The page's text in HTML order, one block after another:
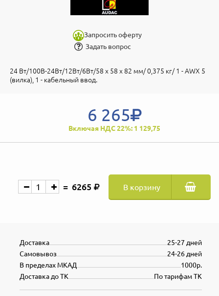
Запросить оферту
Задать вопрос
24 Вт/100В-24Вт/12Вт/6Вт/58 x 58 x 82 мм/ 0,375 кг/ 1 - AWX 5
(вилка), 1 - кабельный ввод.
6 265
Включая НДС 22%: 1 129,75
6265 В корзину
25-27 дней
Доставка
24-26 дней
Самовывоз
1000р.
В пределах МКАД
По тарифам ТК
Доставка до ТК